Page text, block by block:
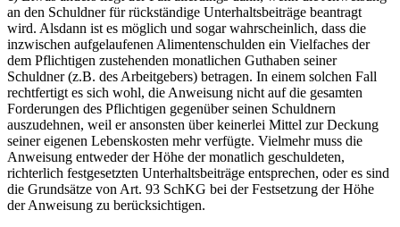
an den Schuldner für rückständige Unterhaltsbeiträge beantragt
wird. Alsdann ist es möglich und sogar wahrscheinlich, dass die
inzwischen aufgelaufenen Alimentenschulden ein Vielfaches der
dem Pflichtigen zustehenden monatlichen Guthaben seiner
Schuldner (z.B. des Arbeitgebers) betragen. In einem solchen Fall
rechtfertigt es sich wohl, die Anweisung nicht auf die gesamten
Forderungen des Pflichtigen gegenüber seinen Schuldnern
auszudehnen, weil er ansonsten über keinerlei Mittel zur Deckung
seiner eigenen Lebenskosten mehr verfügte. Vielmehr muss die
Anweisung entweder der Höhe der monatlich geschuldeten,
richterlich festgesetzten Unterhaltsbeiträge entsprechen, oder es sind
die Grundsätze von Art. 93 SchKG bei der Festsetzung der Höhe
der Anweisung zu berücksichtigen.